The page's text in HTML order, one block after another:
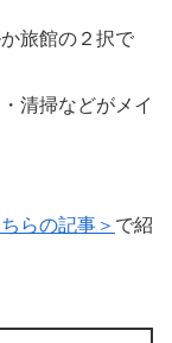
旅館の２択で
清掃などがメイ
らの記事＞ で紹